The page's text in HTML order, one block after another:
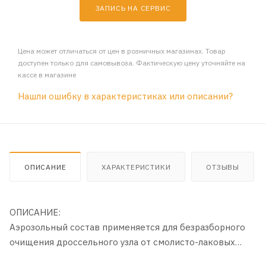
ЗАПИСЬ НА СЕРВИС
Цена может отличаться от цен в розничных магазинах. Товар
доступен только для самовывоза. Фактическую цену уточняйте на
кассе в магазине
Нашли ошибку в характеристиках или описании?
ОПИСАНИЕ ХАРАКТЕРИСТИКИ ОТЗЫВЫ
ОПИСАНИЕ:
Аэрозольный состав применяется для безразборного
очищения дроссельного узла от смолисто-лаковых